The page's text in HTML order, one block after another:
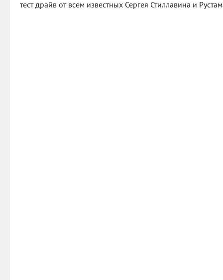
тест драйв от всем известных Сергея Стиллавина и